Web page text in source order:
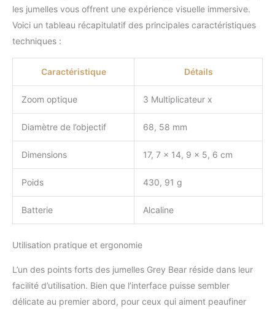
également pour ceux qui
portent des lunettes.
Fonction photo et vidéo |
Téléchargement rapide et
facile des fichiers :
capturez des photos et
des vidéos de vos
stockées sur une carte
Micro SD (carte 32 Go
photos et les vidéos en
câble USB de type C
(inclus) pour télécharger
vos fichiers directement
sur votre ordinateur
déplacements. Anti-
poussière et anti-
éclaboussures : indice
IP54 signifie que les
jumelles peuvent être
les jumelles vous offrent une expérience visuelle immersive.
Voici un tableau récapitulatif des principales caractéristiques
techniques :
Caractéristique Détails
Zoom optique 3 Multiplicateur x
Diamètre de l’objectif 68, 58 mm
Dimensions 17, 7 x 14, 9 x 5, 6 cm
Poids 430, 91 g
Batterie Alcaline
Utilisation pratique et ergonomie
L’un des points forts des jumelles Grey Bear réside dans leur
facilité d’utilisation. Bien que l’interface puisse sembler
délicate au premier abord, pour ceux qui aiment peaufiner